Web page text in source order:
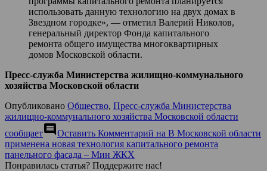
использовать данную технологию на двух домах в
Звездном городке», — отметил Валерий Николов,
генеральный директор Фонда капитального
ремонта общего имущества многоквартирных
домов Московской области.
Пресс-служба Министерства жилищно-коммунального
хозяйства Московской области
Опубликовано Общество, Пресс-служба Министерства
жилищно-коммунального хозяйства Московской области
сообщаетcomment Оставить Комментарий на В Московской области
применена новая технология капитального ремонта
панельного фасада – Мин ЖКХ
Понравилась статья? Поддержите нас!